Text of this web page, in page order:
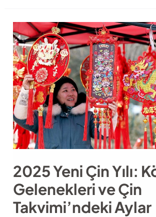
Kuşağı
Neden
Artık
Kalabalık
Plajları
Değil
Deneyimi
Seçiyor
2025 Yeni Çin Yılı:
Gelenekleri ve Çin
Takvimi’ndeki Aylar